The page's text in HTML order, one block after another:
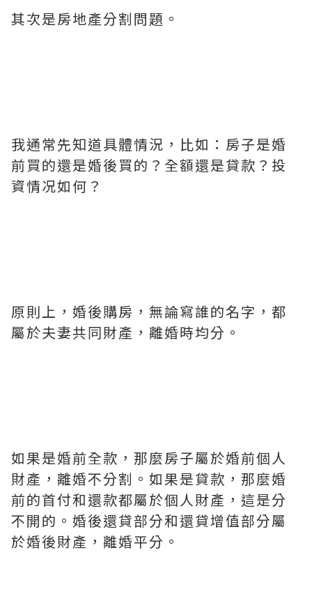
其次是房地產分割問題。
我通常先知道具體情況，比如：房子是婚
前買的還是婚後買的？全額還是貸款？投
資情况如何？
原則上，婚後購房，無論寫誰的名字，都
屬於夫妻共同財產，離婚時均分。
如果是婚前全款，那麼房子屬於婚前個人
財產，離婚不分割。如果是貸款，那麼婚
前的首付和還款都屬於個人財產，這是分
不開的。婚後還貸部分和還貸增值部分屬
於婚後財產，離婚平分。